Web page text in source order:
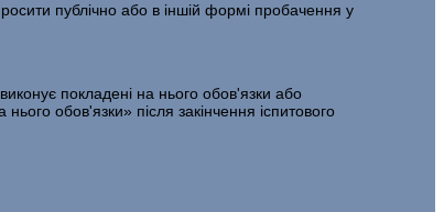
публічно або в іншій формі пробачення у
покладені на нього обов'язки або
обов'язки» після закінчення іспитового